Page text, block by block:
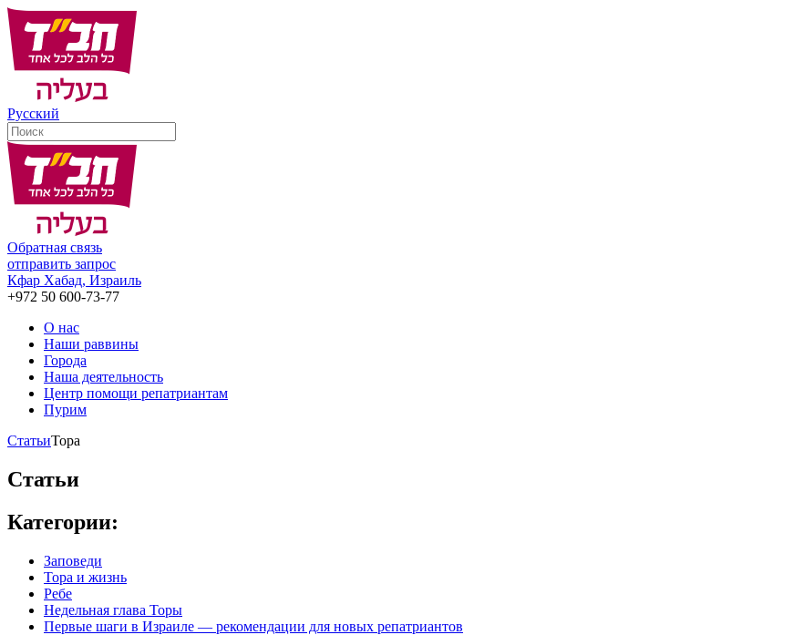
Русский
Обратная связь
отправить запрос
Кфар Хабад, Израиль
+972 50 600-73-77
О нас
Наши раввины
Города
Наша деятельность
Центр помощи репатриантам
Пурим
СтатьиТора
Статьи
Категории:
Заповеди
Тора и жизнь
Ребе
Недельная глава Торы
Первые шаги в Израиле — рекомендации для новых репатриантов